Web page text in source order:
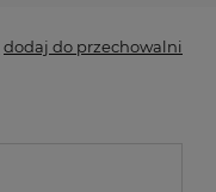
dodaj do przechowalni